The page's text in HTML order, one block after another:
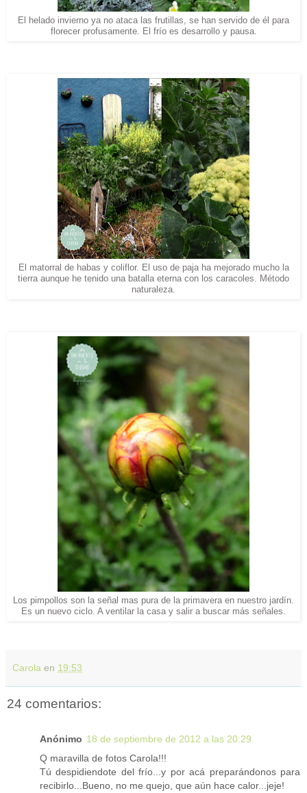
El helado invierno ya no ataca las frutillas, se han servido de él para
florecer profusamente. El frío es desarrollo y pausa.
El matorral de habas y coliflor. El uso de paja ha mejorado mucho la
tierra aunque he tenido una batalla eterna con los caracoles. Método
naturaleza.
Los pimpollos son la señal mas pura de la primavera en nuestro jardín.
Es un nuevo ciclo. A ventilar la casa y salir a buscar más señales.
Carola en 19:53
24 comentarios:
Anónimo 18 de septiembre de 2012 a las 20:29
Q maravilla de fotos Carola!!!
Tú despidiendote del frío...y por acá preparándonos para
recibirlo...Bueno, no me quejo, que aún hace calor...jeje!